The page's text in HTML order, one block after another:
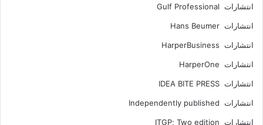
انتشارات Gulf Professional
انتشارات Hans Beumer
انتشارات HarperBusiness
انتشارات HarperOne
انتشارات IDEA BITE PRESS
انتشارات Independently published
انتشارات ITGP; Two edition